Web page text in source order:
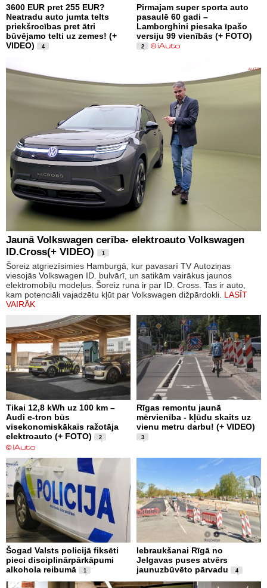
3600 EUR pret 255 EUR?
Neatradu auto jumta telts
priekšrocības pret ātri
būvējamo telti uz zemes! (+
VIDEO)
4
Pirmajam super sporta auto
pasaulē 60 gadi –
Lamborghini piesaka īpašo
versiju 99 vienībās (+ FOTO)
2
Jaunā Volkswagen cerība- elektroauto Volkswagen
ID.Cross(+ VIDEO)
1
Šoreiz atgriezīsimies Hamburgā, kur pavasarī TV Autoziņas
viesojās Volkswagen ID. bulvārī, un satikām vairākus jaunos
elektromobiļu modeļus. Šoreiz runa ir par ID. Cross. Tas ir auto,
kam potenciāli vajadzētu kļūt par Volkswagen dižpārdokli. LASĪT
VAIRĀK
Tikai 12,8 kWh uz 100 km –
Audi e-tron būs
visekonomiskākais ražotāja
elektroauto (+ FOTO)
2
Rīgas remontu jaunā
mērvienība - kļūdu skaits uz
vienu metru darbu! (+ VIDEO)
3
Šogad Valsts policijā fiksēti
pieci disciplinārpārkāpumi
alkohola reibumā
1
Iebraukšanai Rīgā no
Jelgavas puses atvērs
jaunuzbūvēto pārvadu
4